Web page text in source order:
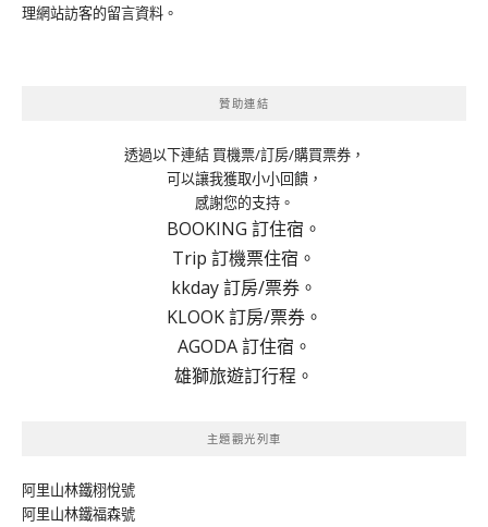
理網站訪客的留言資料 。
贊助連結
透過以下連結 買機票/訂房/購買票券，
可以讓我獲取小小回饋，
感謝您的支持。
BOOKING 訂住宿。
Trip 訂機票住宿。
kkday 訂房/票券。
KLOOK 訂房/票券。
AGODA 訂住宿。
雄獅旅遊訂行程。
主題觀光列車
阿里山林鐵栩悅號
阿里山林鐵福森號